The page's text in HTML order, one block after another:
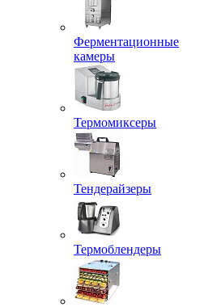
Ферментационные
камеры
Термомиксеры
Тендерайзеры
Термоблендеры